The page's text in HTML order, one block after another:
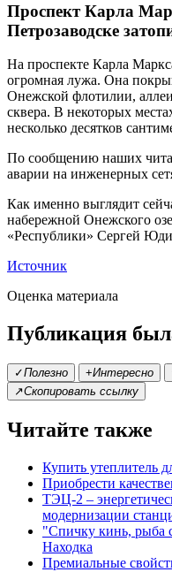
Проспект Карла
Петрозаводске
На проспекте Карла
огромная лужа. Она
Онежской флотилии,
сквера. В некоторых
несколько десятков
По сообщению наших
аварии на инженерных
Как именно выглядит
набережной Онежского
«Республики» Сергей
Источник
Оценка материала
Публикация
✓Полезно +Интересно
↗Скопировать ссылку
Читайте также
Купить утеплитель
Приобрести
ТЭЦ-2 –
модернизации
"Спичку кинь, рыба
Находка
Премиальные